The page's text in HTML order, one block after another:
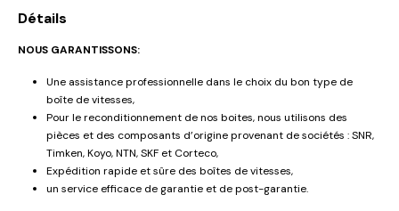
Détails
NOUS GARANTISSONS:
Une assistance professionnelle dans le choix du bon type de
boîte de vitesses,
Pour le reconditionnement de nos boites, nous utilisons des
pièces et des composants d’origine provenant de sociétés : SNR,
Timken, Koyo, NTN, SKF et Corteco,
Expédition rapide et sûre des boîtes de vitesses,
un service efficace de garantie et de post-garantie.